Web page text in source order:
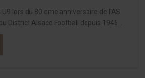
lors du 80 eme anniversaire de l'AS
District Alsace Football depuis 1946...